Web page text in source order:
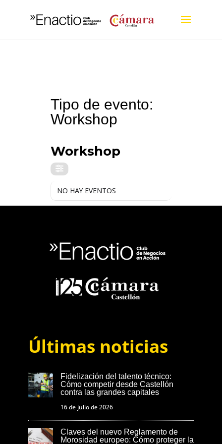
Tipo de evento:
Workshop
Workshop
NO HAY EVENTOS
Últimas noticias
Fidelización del talento técnico:
Cómo competir desde Castellón
contra las grandes capitales
16 de julio de 2026
Claves del nuevo Reglamento de
Morosidad europeo: Cómo proteger la